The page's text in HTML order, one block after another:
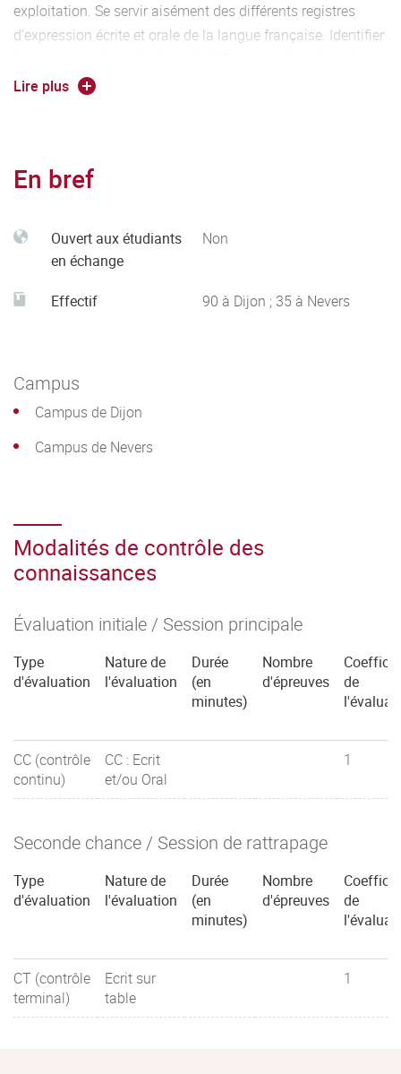
exploitation. Se servir aisément des différents registres
d’expression écrite et orale de la langue française. Identifier
des savoirs.
Lire plus
En bref
Ouvert aux étudiants
en échange
Non
Effectif 90 à Dijon ; 35 à Nevers
Campus
Campus de Dijon
Campus de Nevers
Modalités de contrôle des
connaissances
Évaluation initiale / Session principale
Type
d'évaluation
Nature de
l'évaluation
Durée
(en
minutes)
Nombre
d'épreuves
de
CC (contrôle
continu)
CC : Ecrit
et/ou Oral
1
Seconde chance / Session de rattrapage
Type
d'évaluation
Nature de
l'évaluation
Durée
(en
minutes)
Nombre
d'épreuves
de
CT (contrôle
terminal)
Ecrit sur
table
1